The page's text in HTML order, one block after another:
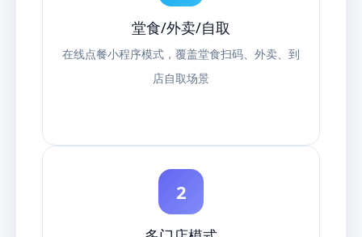
堂食/外卖/自取
在线点餐小程序模式，覆盖堂食扫码、外卖、到
店自取场景
2